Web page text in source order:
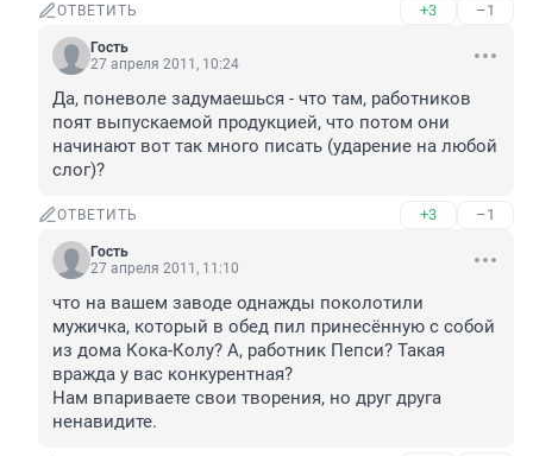
ОТВЕТИТЬ +3 –1
Гость
27 апреля 2011, 10:24
Да, поневоле задумаешься - что там, работников
поят выпускаемой продукцией, что потом они
начинают вот так много писать (ударение на любой
слог)?
ОТВЕТИТЬ +3 –1
Гость
27 апреля 2011, 11:10
что на вашем заводе однажды поколотили
мужичка, который в обед пил принесённую с собой
из дома Кока-Колу? А, работник Пепси? Такая
вражда у вас конкурентная?
Нам впариваете свои творения, но друг друга
ненавидите.